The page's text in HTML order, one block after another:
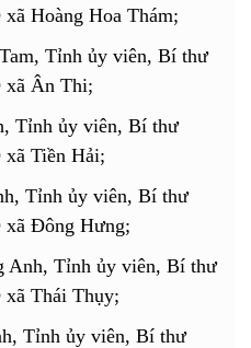
Hoàng Hoa Thám;
Tỉnh ủy viên, Bí thư
xã Ân Thi;
Tỉnh ủy viên, Bí thư
Tiền Hải;
Tỉnh ủy viên, Bí thư
Đông Hưng;
Anh, Tỉnh ủy viên, Bí thư
Thái Thụy;
Tỉnh ủy viên, Bí thư